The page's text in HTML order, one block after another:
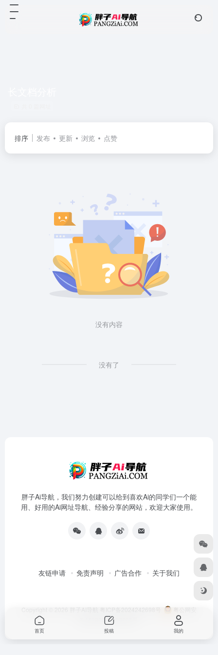
排序 发布 更新 浏览 点赞
没有内容
没有了
胖子Ai导航，我们努力创建可以给到喜欢Ai的同学们一个能
用、好用的Ai网址导航、经验分享的网站，欢迎大家使用。
友链申请 免责声明 广告合作 关于我们
Copyright © 2026 胖子AI导航 粤ICP备2024242698号
粤公网安
备44180202000766号
首页 投稿 我的